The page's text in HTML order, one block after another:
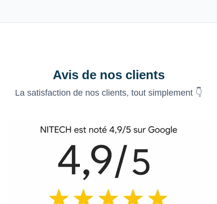
Avis de nos clients
La satisfaction de nos clients, tout simplement 👇